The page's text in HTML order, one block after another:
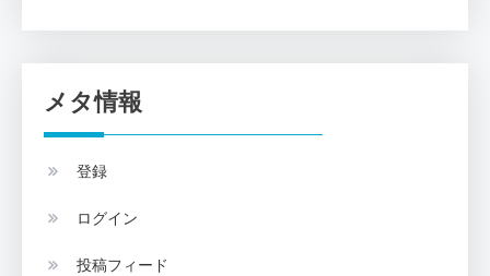
メタ情報
登録
ログイン
投稿フィード